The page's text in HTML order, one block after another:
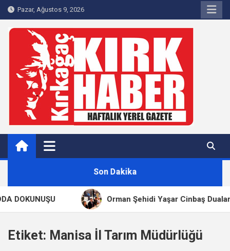
Skip
to
content
Pazar, Ağustos 9, 2026
Kırkağaç 40Haber
Kırkağaç'ın Yerel Haber Sitesi
Son Dakika
DOKUNUŞU Orman Şehidi Yaşar Cinbaş Dualarla
Etiket: Manisa İl Tarım Müdürlüğü